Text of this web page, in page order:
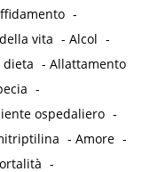
-
vita -Alcol -
dieta -Allattamento
-
ospedaliero -
-Amore -
-